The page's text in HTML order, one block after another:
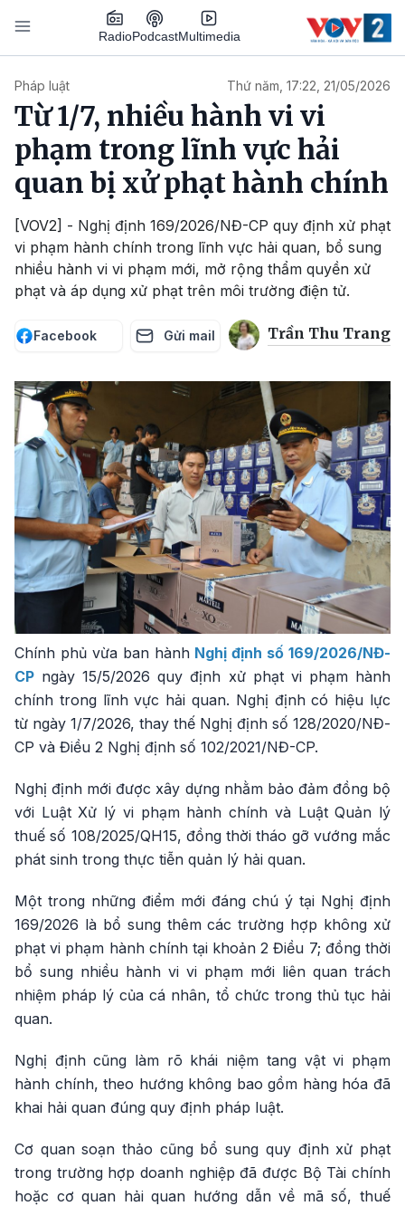
Nhảy đến nội dung
RadioPodcastMultimedia
Pháp luật Thứ năm, 17:22, 21/05/2026
Từ 1/7, nhiều hành vi vi
phạm trong lĩnh vực hải
quan bị xử phạt hành chính
[VOV2] - Nghị định 169/2026/NĐ-CP quy định xử phạt
vi phạm hành chính trong lĩnh vực hải quan, bổ sung
nhiều hành vi vi phạm mới, mở rộng thẩm quyền xử
phạt và áp dụng xử phạt trên môi trường điện tử.
Facebook Gửi mail Trần Thu Trang
Chính phủ vừa ban hành Nghị định số 169/2026/NĐ-
CP ngày 15/5/2026 quy định xử phạt vi phạm hành
chính trong lĩnh vực hải quan. Nghị định có hiệu lực
từ ngày 1/7/2026, thay thế Nghị định số 128/2020/NĐ-
CP và Điều 2 Nghị định số 102/2021/NĐ-CP.
Nghị định mới được xây dựng nhằm bảo đảm đồng bộ
với Luật Xử lý vi phạm hành chính và Luật Quản lý
thuế số 108/2025/QH15, đồng thời tháo gỡ vướng mắc
phát sinh trong thực tiễn quản lý hải quan.
Một trong những điểm mới đáng chú ý tại Nghị định
169/2026 là bổ sung thêm các trường hợp không xử
phạt vi phạm hành chính tại khoản 2 Điều 7; đồng thời
bổ sung nhiều hành vi vi phạm mới liên quan trách
nhiệm pháp lý của cá nhân, tổ chức trong thủ tục hải
quan.
Nghị định cũng làm rõ khái niệm tang vật vi phạm
hành chính, theo hướng không bao gồm hàng hóa đã
khai hải quan đúng quy định pháp luật.
Cơ quan soạn thảo cũng bổ sung quy định xử phạt
trong trường hợp doanh nghiệp đã được Bộ Tài chính
hoặc cơ quan hải quan hướng dẫn về mã số, thuế